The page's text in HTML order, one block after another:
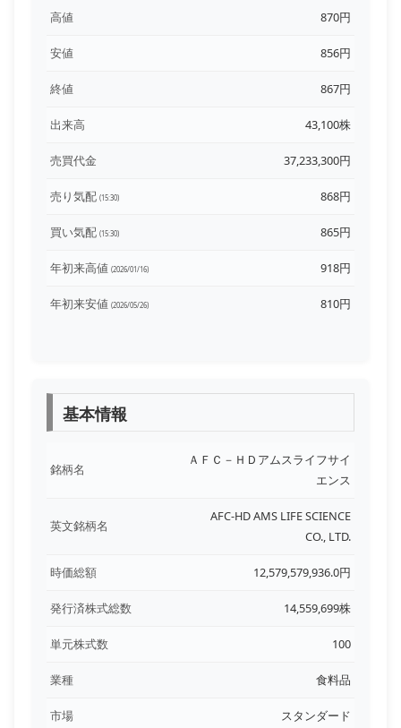
高値 870円
安値 856円
終値 867円
出来高 43,100株
売買代金 37,233,300円
売り気配 (15:30) 868円
買い気配 (15:30) 865円
年初来高値 (2026/01/16) 918円
年初来安値 (2026/05/26) 810円
基本情報
銘柄名
ＡＦＣ－ＨＤアムスライフサイ
エンス
英文銘柄名
AFC-HD AMS LIFE SCIENCE
CO., LTD.
時価総額 12,579,579,936.0円
発行済株式総数 14,559,699株
単元株式数 100
業種 食料品
市場 スタンダード